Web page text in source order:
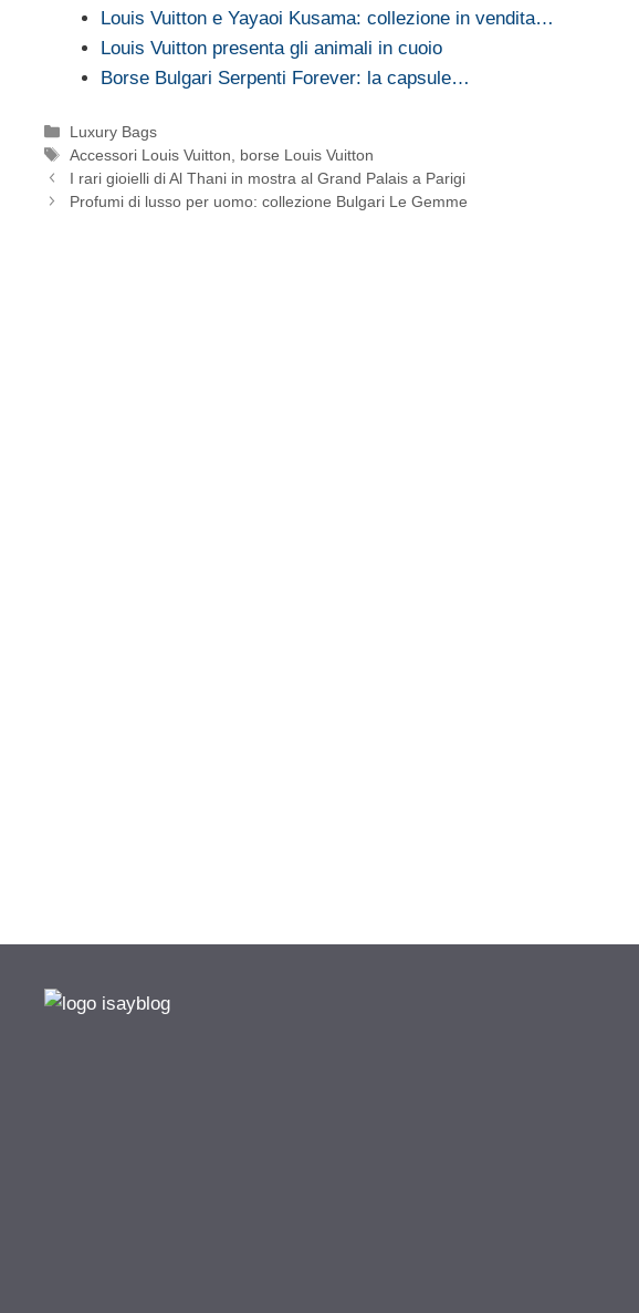
Louis Vuitton e Yayaoi Kusama: collezione in vendita…
Louis Vuitton presenta gli animali in cuoio
Borse Bulgari Serpenti Forever: la capsule…
Categorie
Luxury Bags
Tag
Accessori Louis Vuitton
borse Louis Vuitton
I rari gioielli di Al Thani in mostra al Grand Palais a Parigi
Profumi di lusso per uomo: collezione Bulgari Le Gemme